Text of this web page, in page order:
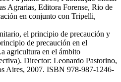
Agrarias, Editora Forense, Rio de
en conjunto con Tripelli,
el principio de precaución y
de precaución en el
agricultura en el ámbito
Director: Leonardo Pastorino,
Aires, 2007. ISBN 978-987-1246-